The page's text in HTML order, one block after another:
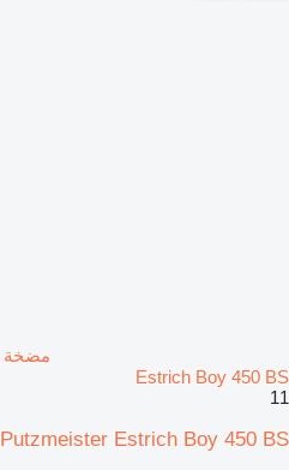
Estrich Boy 450 BS
11
Putzmeister Estrich Boy 450 BS